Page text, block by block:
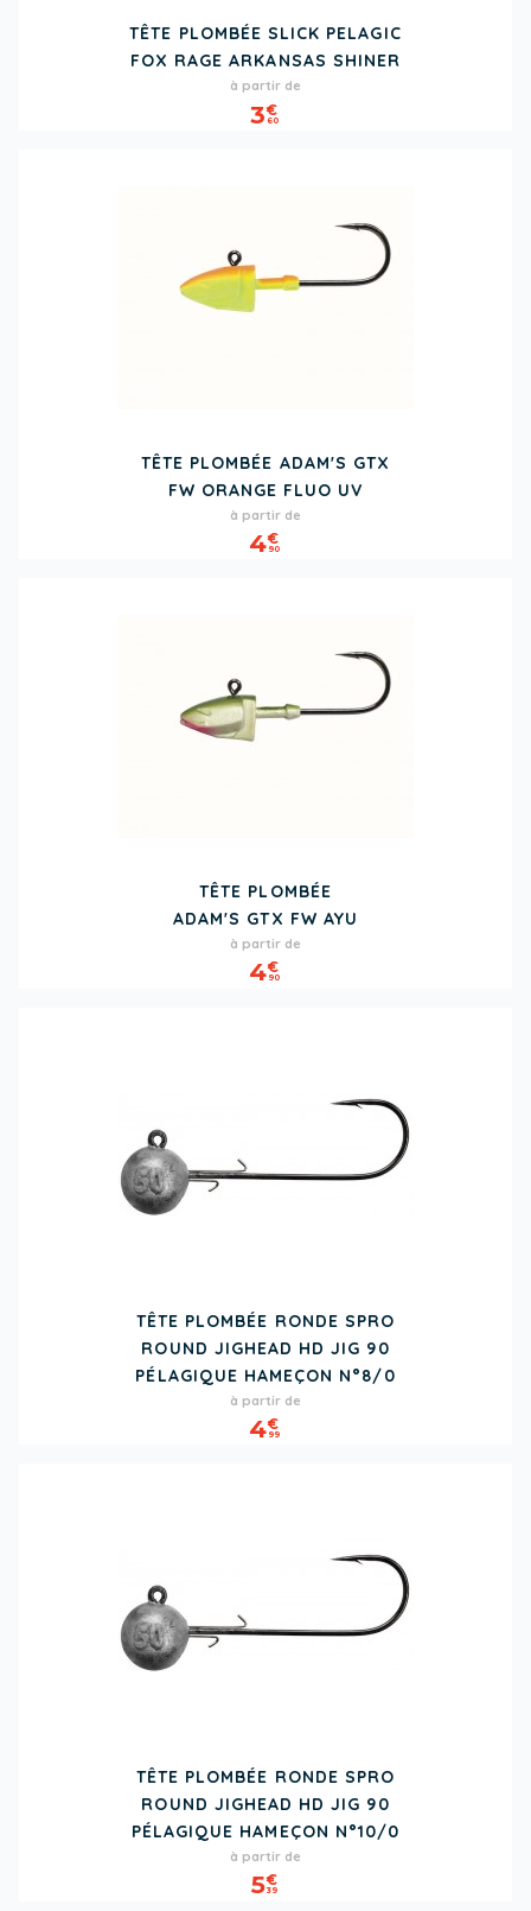
TÊTE PLOMBÉE SLICK PELAGIC
FOX RAGE ARKANSAS SHINER
Prix
à partir de
3€
60
TÊTE PLOMBÉE ADAM'S GTX
FW ORANGE FLUO UV
Prix
à partir de
4€
90
TÊTE PLOMBÉE
ADAM'S GTX FW AYU
Prix
à partir de
4€
90
TÊTE PLOMBÉE RONDE SPRO
ROUND JIGHEAD HD JIG 90
PÉLAGIQUE HAMEÇON N°8/0
Prix
à partir de
4€
99
TÊTE PLOMBÉE RONDE SPRO
ROUND JIGHEAD HD JIG 90
PÉLAGIQUE HAMEÇON N°10/0
Prix
à partir de
5€
39